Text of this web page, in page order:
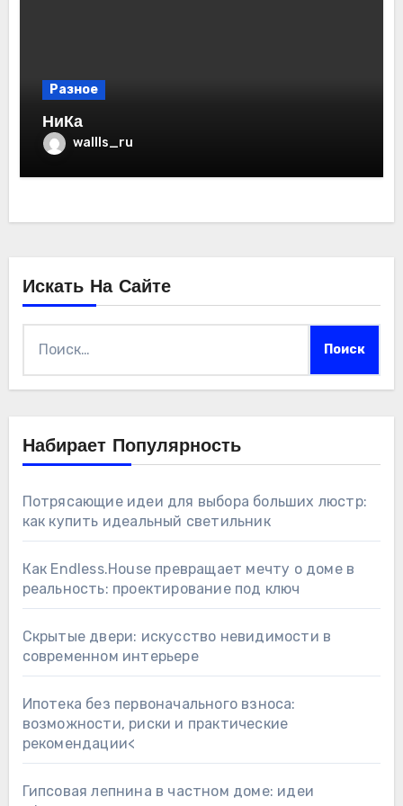
Разное
НиКа
wallls_ru
Искать На Сайте
Набирает Популярность
Потрясающие идеи для выбора больших люстр:
как купить идеальный светильник
Как Endless.House превращает мечту о доме в
реальность: проектирование под ключ
Скрытые двери: искусство невидимости в
современном интерьере
Ипотека без первоначального взноса:
возможности, риски и практические
рекомендации<
Гипсовая лепнина в частном доме: идеи